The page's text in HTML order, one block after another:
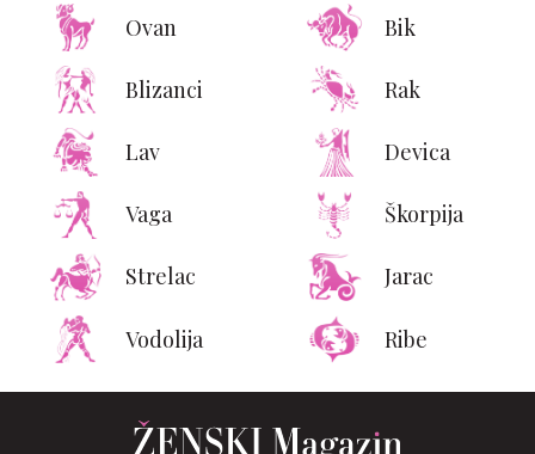
Ovan Bik
Blizanci Rak
Lav Devica
Vaga Škorpija
Strelac Jarac
Vodolija Ribe